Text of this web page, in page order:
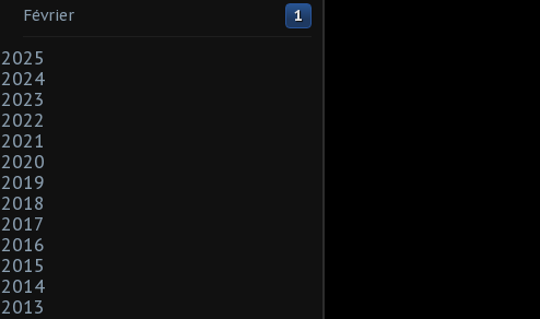
Février 1
2025
2024
2023
2022
2021
2020
2019
2018
2017
2016
2015
2014
2013